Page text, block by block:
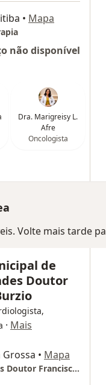
• Mapa
não disponível
Dra. Marigreisy L.
Afre
Oncologista
Volte mais tarde
de
Doutor
· Mais
Grossa • Mapa
Centro Municipal de Especialidades Doutor Francisco Burzio